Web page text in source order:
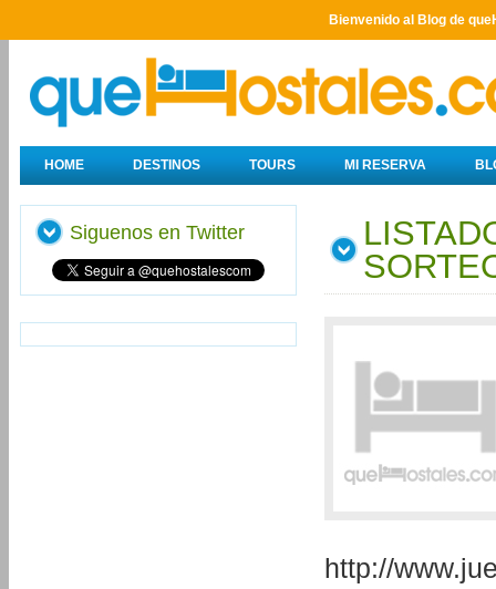
Bienvenido al Blog de
HOME DESTINOS TOURS MI RESERVA
http://
Siguenos en Twitter